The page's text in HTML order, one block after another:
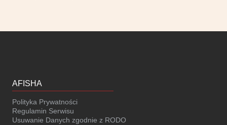
AFISHA
Polityka Prywatności
Regulamin Serwisu
Usuwanie Danych zgodnie z RODO